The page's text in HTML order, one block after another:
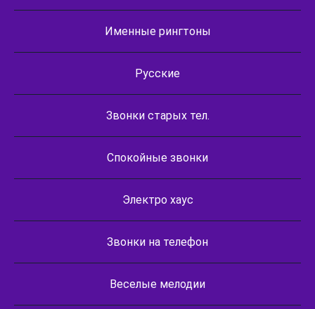
Именные рингтоны
Русские
Звонки старых тел.
Спокойные звонки
Электро хаус
Звонки на телефон
Веселые мелодии